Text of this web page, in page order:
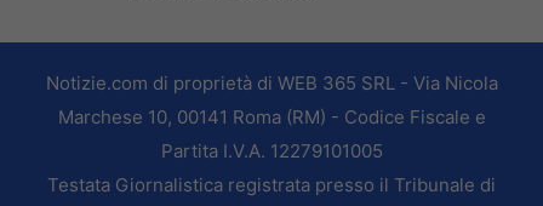
Notizie.com di proprietà di WEB 365 SRL - Via Nicola
Marchese 10, 00141 Roma (RM) - Codice Fiscale e
Partita I.V.A. 12279101005
Testata Giornalistica registrata presso il Tribunale di